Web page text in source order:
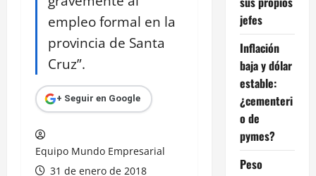
empleo formal en la
provincia de Santa
Cruz”.
+ Seguir en Google
Equipo Mundo Empresarial
31 de enero de 2018
jefes
Inflación
baja y dólar
estable:
¿cementeri
o de
pymes?
Peso